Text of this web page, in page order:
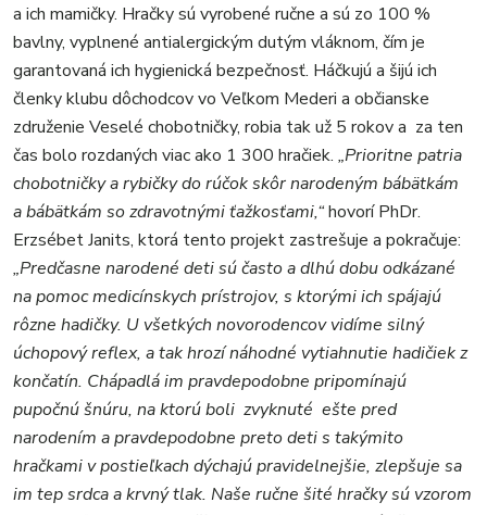
a ich mamičky. Hračky sú vyrobené ručne a sú zo 100 %
bavlny, vyplnené antialergickým dutým vláknom, čím je
garantovaná ich hygienická bezpečnosť. Háčkujú a šijú ich
členky klubu dôchodcov vo Veľkom Mederi a občianske
združenie Veselé chobotničky, robia tak už 5 rokov a za ten
čas bolo rozdaných viac ako 1 300 hračiek. „Prioritne patria
chobotničky a rybičky do rúčok skôr narodeným bábätkám
a bábätkám so zdravotnými ťažkosťami,“hovorí PhDr.
Erzsébet Janits, ktorá tento projekt zastrešuje a pokračuje:
„Predčasne narodené deti sú často a dlhú dobu odkázané
na pomoc medicínskych prístrojov, s ktorými ich spájajú
rôzne hadičky. U všetkých novorodencov vidíme silný
úchopový reflex, a tak hrozí náhodné vytiahnutie hadičiek z
končatín. Chápadlá im pravdepodobne pripomínajú
pupočnú šnúru, na ktorú boli zvyknuté ešte pred
narodením a pravdepodobne preto deti s takýmito
hračkami v postieľkach dýchajú pravidelnejšie, zlepšuje sa
im tep srdca a krvný tlak. Naše ručne šité hračky sú vzorom